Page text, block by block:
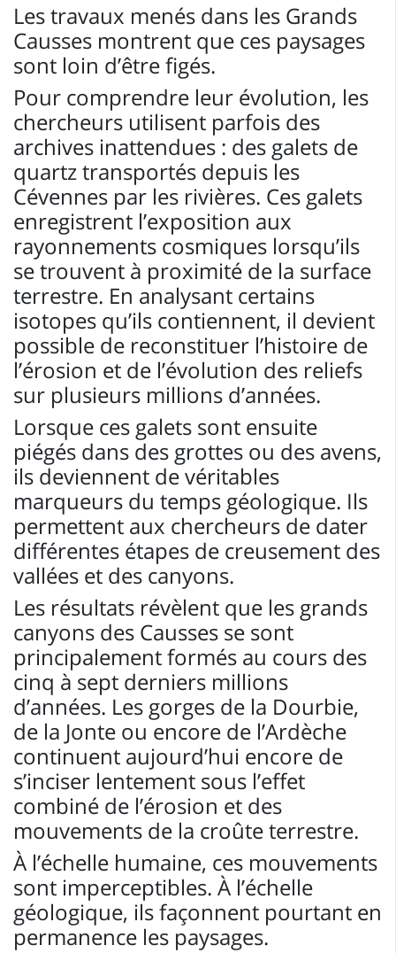
Les travaux menés dans les Grands
Causses montrent que ces paysages
sont loin d’être figés.
Pour comprendre leur évolution, les
chercheurs utilisent parfois des
archives inattendues : des galets de
quartz transportés depuis les
Cévennes par les rivières. Ces galets
enregistrent l’exposition aux
rayonnements cosmiques lorsqu’ils
se trouvent à proximité de la surface
terrestre. En analysant certains
isotopes qu’ils contiennent, il devient
possible de reconstituer l’histoire de
l’érosion et de l’évolution des reliefs
sur plusieurs millions d’années.
Lorsque ces galets sont ensuite
piégés dans des grottes ou des avens,
ils deviennent de véritables
marqueurs du temps géologique. Ils
permettent aux chercheurs de dater
différentes étapes de creusement des
vallées et des canyons.
Les résultats révèlent que les grands
canyons des Causses se sont
principalement formés au cours des
cinq à sept derniers millions
d’années. Les gorges de la Dourbie,
de la Jonte ou encore de l’Ardèche
continuent aujourd’hui encore de
s’inciser lentement sous l’effet
combiné de l’érosion et des
mouvements de la croûte terrestre.
À l’échelle humaine, ces mouvements
sont imperceptibles. À l’échelle
géologique, ils façonnent pourtant en
permanence les paysages.